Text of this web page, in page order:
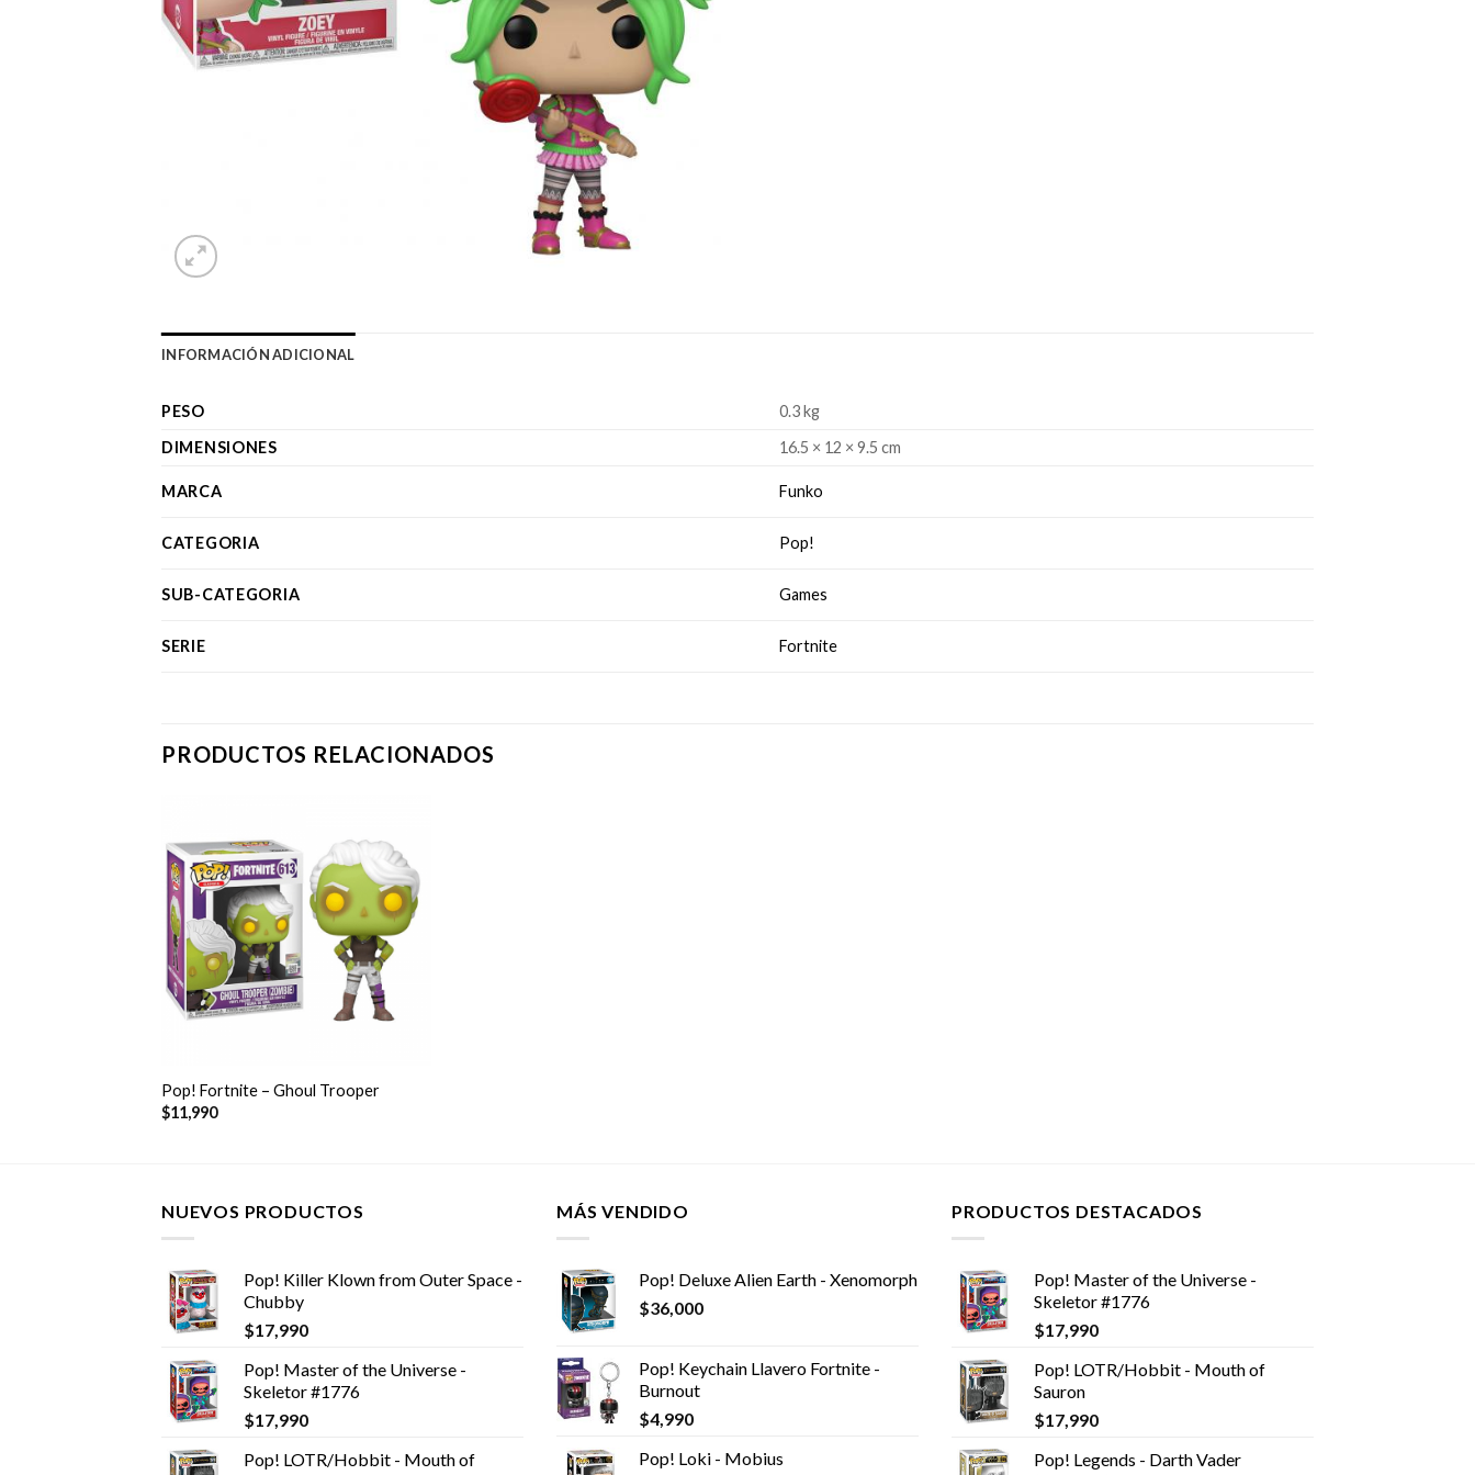
INFORMACIÓN ADICIONAL
PESO
0.3 kg
DIMENSIONES
16.5 × 12 × 9.5 cm
MARCA Funko
CATEGORIA Pop!
SUB-CATEGORIA Games
SERIE Fortnite
PRODUCTOS RELACIONADOS
Pop! Fortnite – Ghoul Trooper
$11,990
NUEVOS PRODUCTOS
Pop! Killer Klown from Outer Space -
Chubby
$17,990
Pop! Master of the Universe -
Skeletor #1776
$17,990
Pop! LOTR/Hobbit - Mouth of
MÁS VENDIDO
Pop! Deluxe Alien Earth - Xenomorph
$36,000
Pop! Keychain Llavero Fortnite -
Burnout
$4,990
Pop! Loki - Mobius
PRODUCTOS DESTACADOS
Pop! Master of the Universe -
Skeletor #1776
$17,990
Pop! LOTR/Hobbit - Mouth of
Sauron
$17,990
Pop! Legends - Darth Vader